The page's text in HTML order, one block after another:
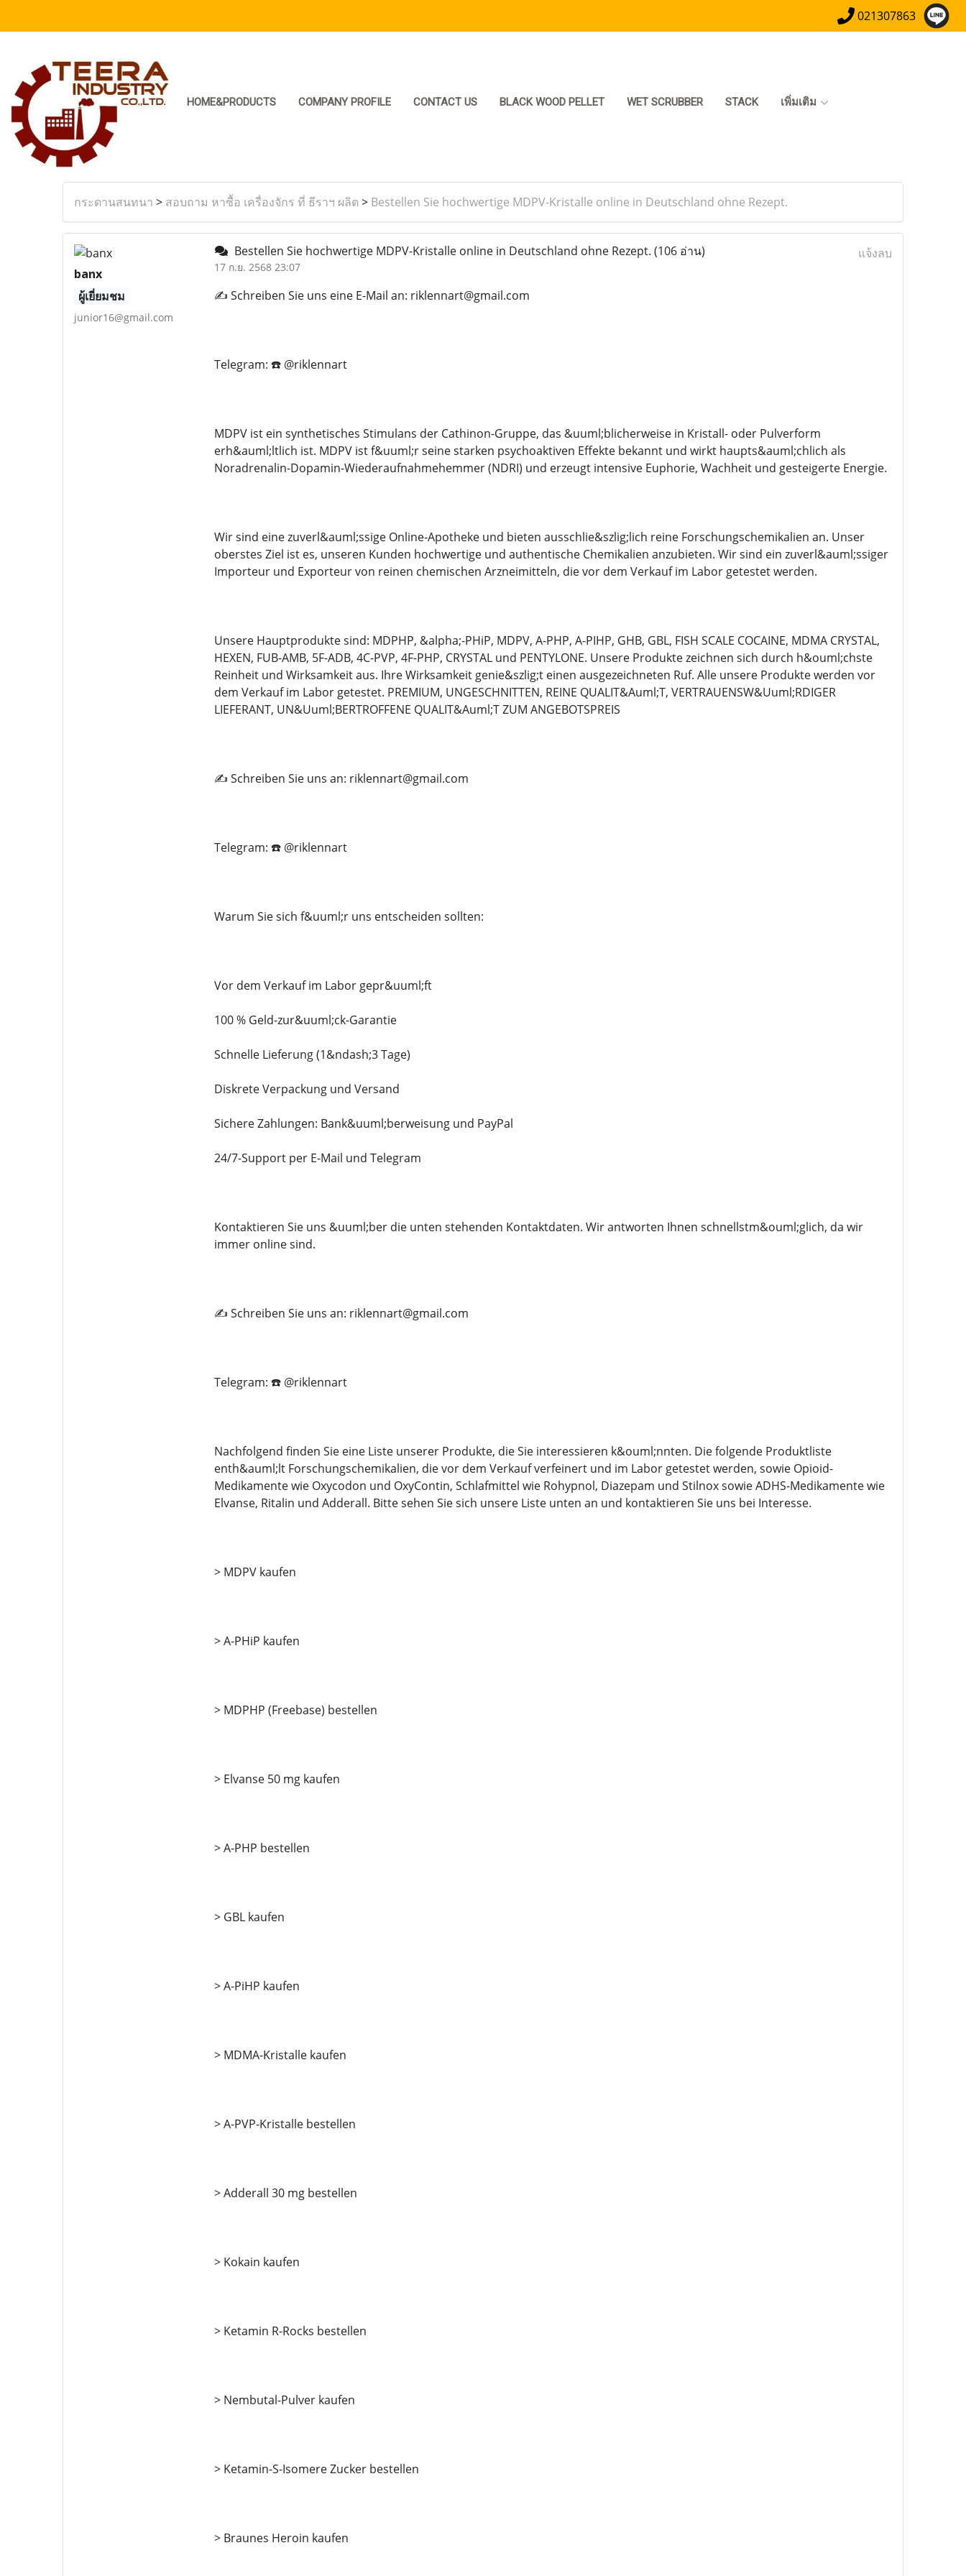
021307863
HOME&PRODUCTS COMPANY PROFILE CONTACT US BLACK WOOD PELLET WET SCRUBBER STACK เพิ่มเติม
กระดานสนทนา > สอบถาม หาซื้อ เครื่องจักร ที่ ธีราฯ ผลิต > Bestellen Sie hochwertige MDPV-Kristalle online in Deutschland ohne Rezept.
banx
ผู้เยี่ยมชม
junior16@gmail.com
Bestellen Sie hochwertige MDPV-Kristalle online in Deutschland ohne Rezept. (106 อ่าน)
17 ก.ย. 2568 23:07
แจ้งลบ
✍️ Schreiben Sie uns eine E-Mail an: riklennart@gmail.com
Telegram: ☎️ @riklennart
MDPV ist ein synthetisches Stimulans der Cathinon-Gruppe, das &uuml;blicherweise in Kristall- oder Pulverform
erh&auml;ltlich ist. MDPV ist f&uuml;r seine starken psychoaktiven Effekte bekannt und wirkt haupts&auml;chlich als
Noradrenalin-Dopamin-Wiederaufnahmehemmer (NDRI) und erzeugt intensive Euphorie, Wachheit und gesteigerte Energie.
Wir sind eine zuverl&auml;ssige Online-Apotheke und bieten ausschlie&szlig;lich reine Forschungschemikalien an. Unser
oberstes Ziel ist es, unseren Kunden hochwertige und authentische Chemikalien anzubieten. Wir sind ein zuverl&auml;ssiger
Importeur und Exporteur von reinen chemischen Arzneimitteln, die vor dem Verkauf im Labor getestet werden.
Unsere Hauptprodukte sind: MDPHP, &alpha;-PHiP, MDPV, A-PHP, A-PIHP, GHB, GBL, FISH SCALE COCAINE, MDMA CRYSTAL,
HEXEN, FUB-AMB, 5F-ADB, 4C-PVP, 4F-PHP, CRYSTAL und PENTYLONE. Unsere Produkte zeichnen sich durch h&ouml;chste
Reinheit und Wirksamkeit aus. Ihre Wirksamkeit genie&szlig;t einen ausgezeichneten Ruf. Alle unsere Produkte werden vor
dem Verkauf im Labor getestet. PREMIUM, UNGESCHNITTEN, REINE QUALIT&Auml;T, VERTRAUENSW&Uuml;RDIGER
LIEFERANT, UN&Uuml;BERTROFFENE QUALIT&Auml;T ZUM ANGEBOTSPREIS
✍️ Schreiben Sie uns an: riklennart@gmail.com
Telegram: ☎️ @riklennart
Warum Sie sich f&uuml;r uns entscheiden sollten:
Vor dem Verkauf im Labor gepr&uuml;ft
100 % Geld-zur&uuml;ck-Garantie
Schnelle Lieferung (1&ndash;3 Tage)
Diskrete Verpackung und Versand
Sichere Zahlungen: Bank&uuml;berweisung und PayPal
24/7-Support per E-Mail und Telegram
Kontaktieren Sie uns &uuml;ber die unten stehenden Kontaktdaten. Wir antworten Ihnen schnellstm&ouml;glich, da wir
immer online sind.
✍️ Schreiben Sie uns an: riklennart@gmail.com
Telegram: ☎️ @riklennart
Nachfolgend finden Sie eine Liste unserer Produkte, die Sie interessieren k&ouml;nnten. Die folgende Produktliste
enth&auml;lt Forschungschemikalien, die vor dem Verkauf verfeinert und im Labor getestet werden, sowie Opioid-
Medikamente wie Oxycodon und OxyContin, Schlafmittel wie Rohypnol, Diazepam und Stilnox sowie ADHS-Medikamente wie
Elvanse, Ritalin und Adderall. Bitte sehen Sie sich unsere Liste unten an und kontaktieren Sie uns bei Interesse.
> MDPV kaufen
> A-PHiP kaufen
> MDPHP (Freebase) bestellen
> Elvanse 50 mg kaufen
> A-PHP bestellen
> GBL kaufen
> A-PiHP kaufen
> MDMA-Kristalle kaufen
> A-PVP-Kristalle bestellen
> Adderall 30 mg bestellen
> Kokain kaufen
> Ketamin R-Rocks bestellen
> Nembutal-Pulver kaufen
> Ketamin-S-Isomere Zucker bestellen
> Braunes Heroin kaufen